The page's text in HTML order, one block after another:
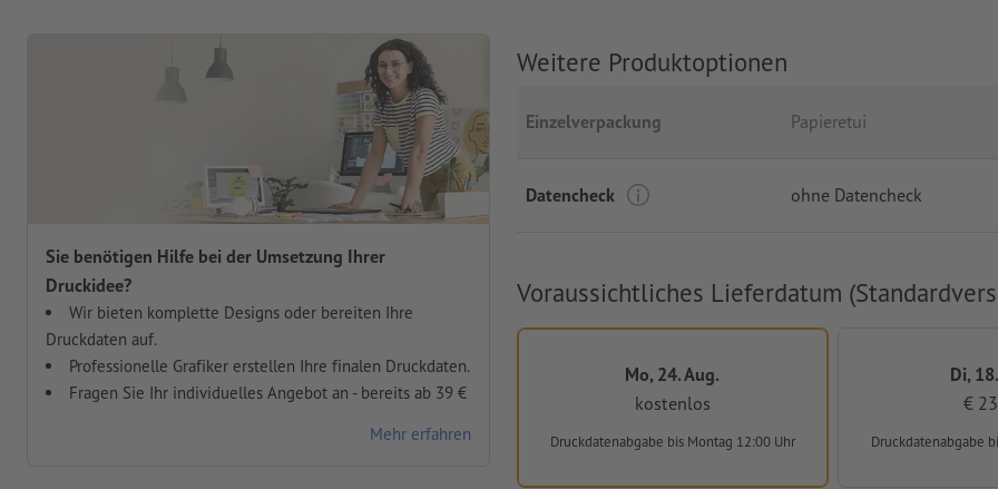
Sie benötigen Hilfe bei der Umsetzung Ihrer
Druckidee?
Wir bieten komplette Designs oder bereiten Ihre
Druckdaten auf.
Professionelle Grafiker erstellen Ihre finalen Druckdaten.
Fragen Sie Ihr individuelles Angebot an - bereits ab 39 €
Mehr erfahren
Weitere Produktoptionen
Einzelverpackung Papieretui
Datencheck ohne Datencheck
Voraussichtliches Lieferdatum
Mo, 24. Aug.
kostenlos
Druckdatenabgabe bis Montag 12:00 Uhr
Di,
€
Druckdatenabgabe